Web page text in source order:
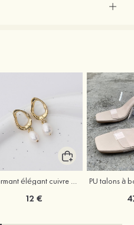
Charmant élégant cuivre boucles d'oreilles avec perle
12 €